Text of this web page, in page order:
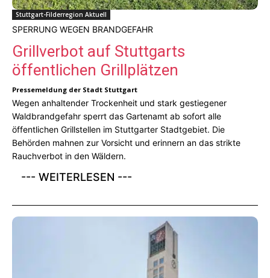
Stuttgart-Filderregion Aktuell
SPERRUNG WEGEN BRANDGEFAHR
Grillverbot auf Stuttgarts
öffentlichen Grillplätzen
Pressemeldung der Stadt Stuttgart
Wegen anhaltender Trockenheit und stark gestiegener
Waldbrandgefahr sperrt das Gartenamt ab sofort alle
öffentlichen Grillstellen im Stuttgarter Stadtgebiet. Die
Behörden mahnen zur Vorsicht und erinnern an das strikte
Rauchverbot in den Wäldern.
--- WEITERLESEN ---